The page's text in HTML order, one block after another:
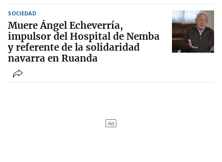
SOCIEDAD
Muere Ángel Echeverría,
impulsor del Hospital de Nemba
y referente de la solidaridad
navarra en Ruanda